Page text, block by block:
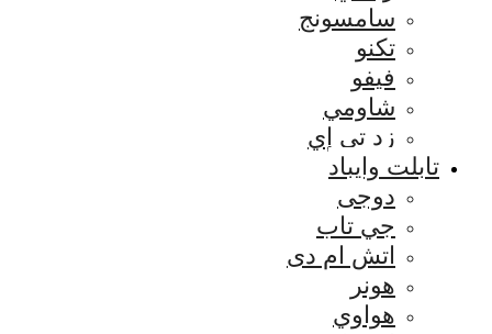
سامسونج
تكنو
فيفو
شاومي
زد تي إي
تابلت وايباد
دوجى
جي تاب
اتش ام دى
هونر
هواوي